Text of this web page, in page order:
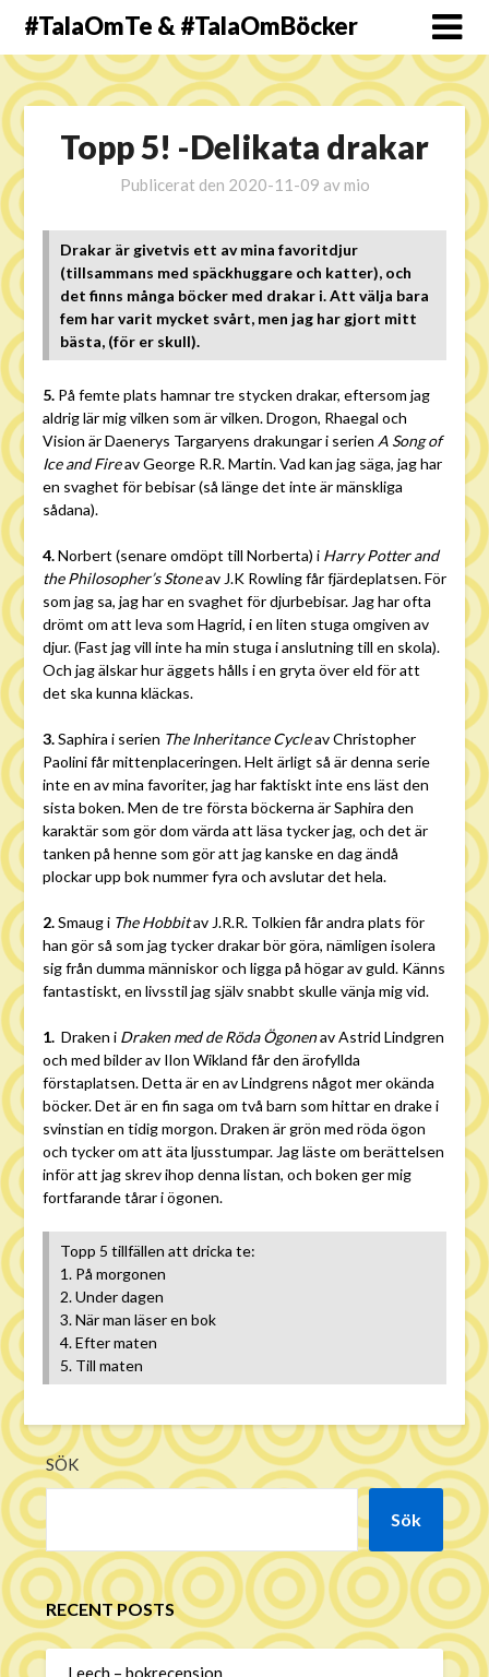
#TalaOmTe & #TalaOmBöcker
Topp 5! -Delikata drakar
Publicerat den 2020-11-09 av mio
Drakar är givetvis ett av mina favoritdjur
(tillsammans med späckhuggare och katter), och
det finns många böcker med drakar i. Att välja bara
fem har varit mycket svårt, men jag har gjort mitt
bästa, (för er skull).
5.På femte plats hamnar tre stycken drakar, eftersom jag
aldrig lär mig vilken som är vilken. Drogon, Rhaegal och
Vision är Daenerys Targaryens drakungar i serien A Song of
Ice and Fireav George R.R. Martin. Vad kan jag säga, jag har
en svaghet för bebisar (så länge det inte är mänskliga
sådana).
4.Norbert (senare omdöpt till Norberta) i Harry Potter and
the Philosopher’s Stoneav J.K Rowling får fjärdeplatsen. För
som jag sa, jag har en svaghet för djurbebisar. Jag har ofta
drömt om att leva som Hagrid, i en liten stuga omgiven av
djur. (Fast jag vill inte ha min stuga i anslutning till en skola).
Och jag älskar hur äggets hålls i en gryta över eld för att
det ska kunna kläckas.
3.Saphira i serien The Inheritance Cycleav Christopher
Paolini får mittenplaceringen. Helt ärligt så är denna serie
inte en av mina favoriter, jag har faktiskt inte ens läst den
sista boken. Men de tre första böckerna är Saphira den
karaktär som gör dom värda att läsa tycker jag, och det är
tanken på henne som gör att jag kanske en dag ändå
plockar upp bok nummer fyra och avslutar det hela.
2.Smaug i The Hobbitav J.R.R. Tolkien får andra plats för
han gör så som jag tycker drakar bör göra, nämligen isolera
sig från dumma människor och ligga på högar av guld. Känns
fantastiskt, en livsstil jag själv snabbt skulle vänja mig vid.
1. Draken i Draken med de Röda Ögonenav Astrid Lindgren
och med bilder av Ilon Wikland får den ärofyllda
förstaplatsen. Detta är en av Lindgrens något mer okända
böcker. Det är en fin saga om två barn som hittar en drake i
svinstian en tidig morgon. Draken är grön med röda ögon
och tycker om att äta ljusstumpar. Jag läste om berättelsen
inför att jag skrev ihop denna listan, och boken ger mig
fortfarande tårar i ögonen.
Topp 5 tillfällen att dricka te:
1. På morgonen
2. Under dagen
3. När man läser en bok
4. Efter maten
5. Till maten
SÖK
Sök
RECENT POSTS
Leech – bokrecension